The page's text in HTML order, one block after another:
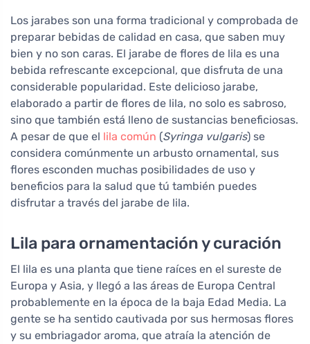
Los jarabes son una forma tradicional y comprobada de
preparar bebidas de calidad en casa, que saben muy
bien y no son caras. El jarabe de flores de lila es una
bebida refrescante excepcional, que disfruta de una
considerable popularidad. Este delicioso jarabe,
elaborado a partir de flores de lila, no solo es sabroso,
sino que también está lleno de sustancias beneficiosas.
A pesar de que el lila común (Syringa vulgaris) se
considera comúnmente un arbusto ornamental, sus
flores esconden muchas posibilidades de uso y
beneficios para la salud que tú también puedes
disfrutar a través del jarabe de lila.
Lila para ornamentación y curación
El lila es una planta que tiene raíces en el sureste de
Europa y Asia, y llegó a las áreas de Europa Central
probablemente en la época de la baja Edad Media. La
gente se ha sentido cautivada por sus hermosas flores
y su embriagador aroma, que atraía la atención de